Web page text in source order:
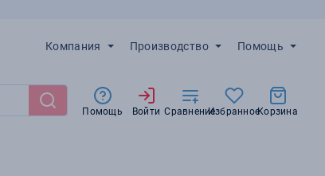
Компания Производство Помощь
Помощь Войти СравнениеИзбранноеКорзина